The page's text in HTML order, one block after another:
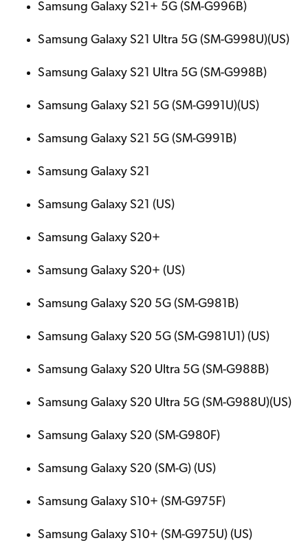
Samsung Galaxy S21+ 5G (SM-G996B)
Samsung Galaxy S21 Ultra 5G (SM-G998U)(US)
Samsung Galaxy S21 Ultra 5G (SM-G998B)
Samsung Galaxy S21 5G (SM-G991U)(US)
Samsung Galaxy S21 5G (SM-G991B)
Samsung Galaxy S21
Samsung Galaxy S21 (US)
Samsung Galaxy S20+
Samsung Galaxy S20+ (US)
Samsung Galaxy S20 5G (SM-G981B)
Samsung Galaxy S20 5G (SM-G981U1) (US)
Samsung Galaxy S20 Ultra 5G (SM-G988B)
Samsung Galaxy S20 Ultra 5G (SM-G988U)(US)
Samsung Galaxy S20 (SM-G980F)
Samsung Galaxy S20 (SM-G) (US)
Samsung Galaxy S10+ (SM-G975F)
Samsung Galaxy S10+ (SM-G975U) (US)